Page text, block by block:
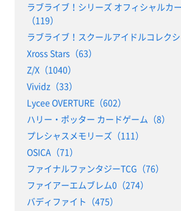
ラブライブ！シリーズ オフィシャルカ
（119）
ラブライブ！スクールアイドルコレクシ
Xross Stars（63）
Z/X（1040）
Vividz（33）
Lycee OVERTURE（602）
ハリー・ポッター カードゲーム（8）
プレシャスメモリーズ（111）
OSICA（71）
ファイナルファンタジーTCG（76）
ファイアーエムブレム0（274）
バディファイト（475）